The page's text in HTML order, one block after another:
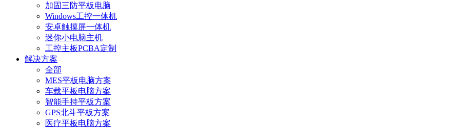
加固三防平板电脑
Windows工控一体机
安卓触摸屏一体机
迷你小电脑主机
工控主板PCBA定制
解决方案
全部
MES平板电脑方案
车载平板电脑方案
智能手持平板方案
GPS北斗平板方案
医疗平板电脑方案